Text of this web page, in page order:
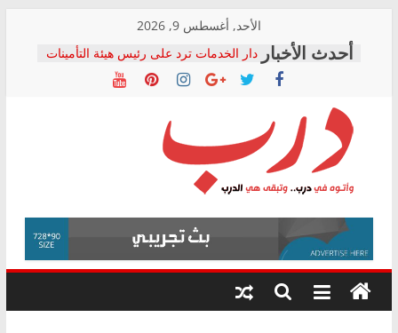
content
الأحد, أغسطس 9, 2026
دار الخدمات ترد على رئيس هيئة التأمينات
بعد مؤتمره الصحفي: إنكار الأزمة لا ينهي
معاناة أصحاب المعاشات.. ونطالب بكشف
فرحات سليمان يكتب: القطاع الصحي إلى
أين؟
حزب التحالف الشعبي يطلق لجنة “الحق
في الصحة” بالإسكندرية لرصد الانتهاكات
ودعم المرضى
الوزاري لمدينة الصحفيين.. وانتهاء أعمال
إنشاء المبنى الإداري
المجلس القومي لحقوق الإنسان يعلن
متابعة قضية الدكتور محمد زهران.. ويؤكد:
قرينة البراءة وضمانات المحاكمة العادلة
درب
وأتوه
درب..
وتبقى
هي